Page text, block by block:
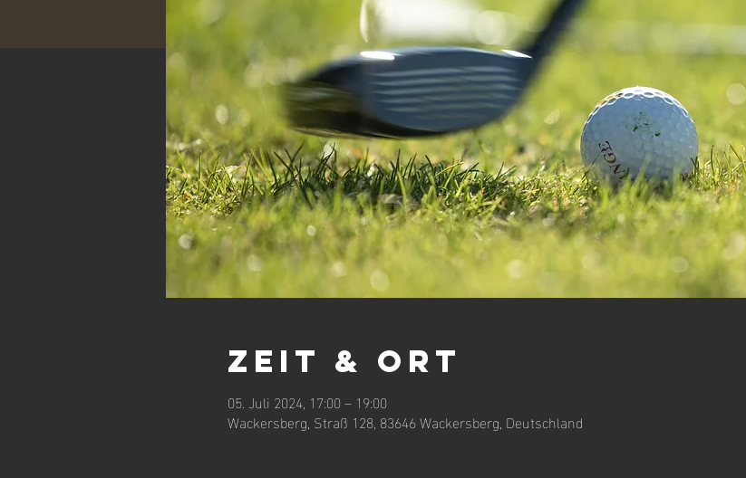
Zeit & Ort
05. Juli 2024, 17:00 – 19:00
Wackersberg, Straß 128, 83646 Wackersberg, Deutschland